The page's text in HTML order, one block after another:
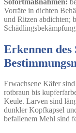
Sofortmaßnahmen:
Vorräte in dichten
und Ritzen abdichten;
Erkennen
Erwachsene Käfer
rotbraun bis
Keule. Larven sind
dunkler Kopfkapsel
befallenem Mehl sind